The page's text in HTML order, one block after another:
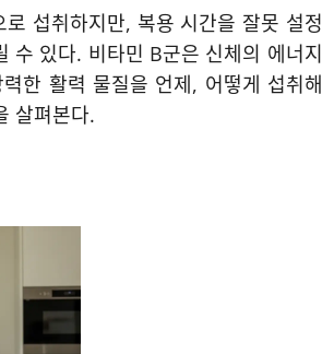
섭취하지만, 복용 시간을 잘못 설정
수 있다. 비타민 B군은 신체의 에너지
한 활력 물질을 언제, 어떻게 섭취해
살펴본다.